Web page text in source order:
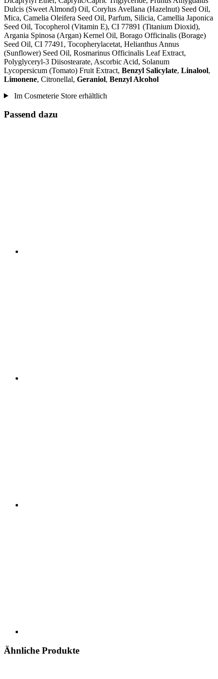
Dulcis (Sweet Almond) Oil, Corylus Avellana (Hazelnut) Seed Oil,
Mica, Camelia Oleifera Seed Oil, Parfum, Silicia, Camellia Japonica
Seed Oil, Tocopherol (Vitamin E), CI 77891 (Titanium Dioxid),
Argania Spinosa (Argan) Kernel Oil, Borago Officinalis (Borage)
Seed Oil, CI 77491, Tocopherylacetat, Helianthus Annus
(Sunflower) Seed Oil, Rosmarinus Officinalis Leaf Extract,
Polyglyceryl-3 Diisostearate, Ascorbic Acid, Solanum
Lycopersicum (Tomato) Fruit Extract, Benzyl Salicylate, Linalool,
Limonene, Citronellal, Geraniol, Benzyl Alcohol
Im Cosmeterie Store erhältlich
Passend dazu
Ähnliche Produkte